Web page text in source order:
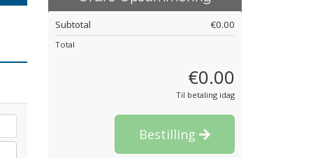
Subtotal €0.00
Total
€0.00
Til betaling idag
Bestilling